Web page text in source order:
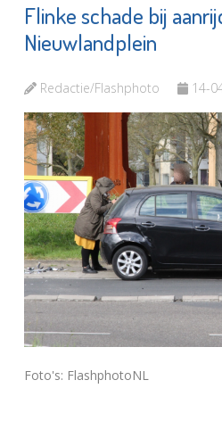
Flinke schade bij
Nieuwlandplein
Redactie/Flashphoto 14-
Foto's: FlashphotoNL